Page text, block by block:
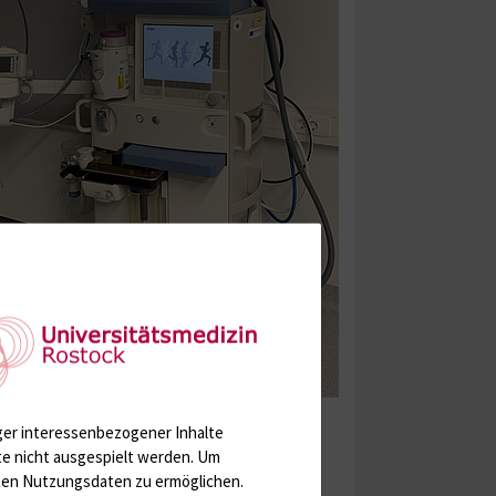
interessenbezogener Inhalte
nicht ausgespielt werden. Um
Nutzungsdaten zu ermöglichen.